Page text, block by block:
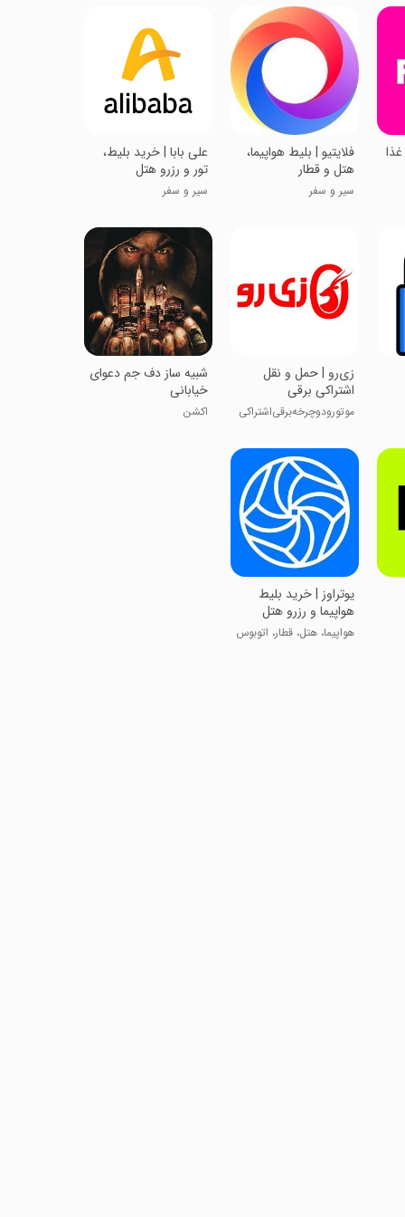
فلایتیو | بلیط هواپیما،
هتل و قطار
سیر و سفر
علی بابا | خرید بلیط،
تور و رزرو هتل
سیر و سفر
زی‌رو | حمل و نقل
اشتراکی برقی
موتورودوچرخه‌برقی‌اشتراکی
‏‏شبیه ساز دف جم دعوای
خیابانی
اکشن
‏‏یوتراوز | خرید بلیط
هواپیما و رزرو هتل
هواپیما، هتل، قطار، اتوبوس